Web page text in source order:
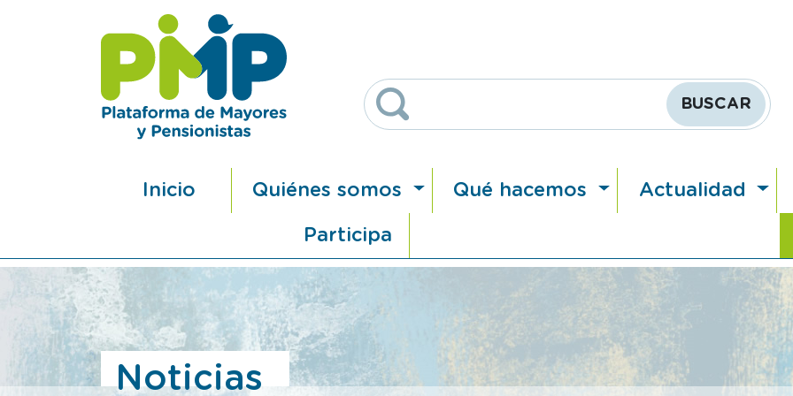
Navegación principal
Inicio Quiénes somos Qué hacemos Actualidad
Participa
Noticias